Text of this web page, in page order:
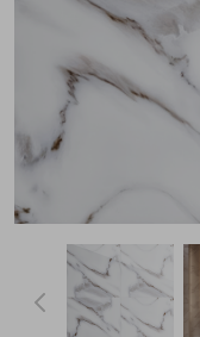
View